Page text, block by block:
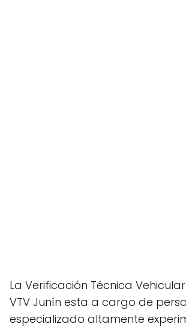
La Verificación Técnica
VTV Junín esta a cargo de
especializado altamente